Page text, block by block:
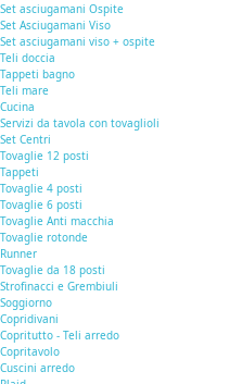
Set asciugamani Ospite
Set Asciugamani Viso
Set asciugamani viso + ospite
Teli doccia
Tappeti bagno
Teli mare
Cucina
Servizi da tavola con tovaglioli
Set Centri
Tovaglie 12 posti
Tappeti
Tovaglie 4 posti
Tovaglie 6 posti
Tovaglie Anti macchia
Tovaglie rotonde
Runner
Tovaglie da 18 posti
Strofinacci e Grembiuli
Soggiorno
Copridivani
Copritutto - Teli arredo
Copritavolo
Cuscini arredo